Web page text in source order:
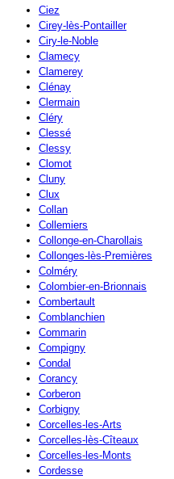
Ciez
Cirey-lès-Pontailler
Ciry-le-Noble
Clamecy
Clamerey
Clénay
Clermain
Cléry
Clessé
Clessy
Clomot
Cluny
Clux
Collan
Collemiers
Collonge-en-Charollais
Collonges-lès-Premières
Colméry
Colombier-en-Brionnais
Combertault
Comblanchien
Commarin
Compigny
Condal
Corancy
Corberon
Corbigny
Corcelles-les-Arts
Corcelles-lès-Cîteaux
Corcelles-les-Monts
Cordesse